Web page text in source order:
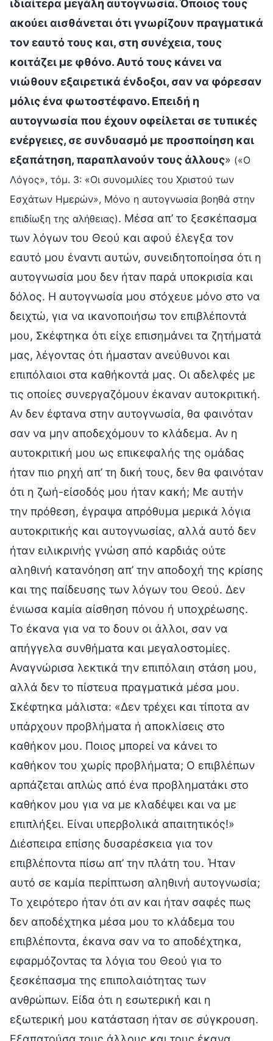
ιδιαίτερα μεγάλη αυτογνωσία. Όποιος τους
ακούει αισθάνεται ότι γνωρίζουν πραγματικά
τον εαυτό τους και, στη συνέχεια, τους
κοιτάζει με φθόνο. Αυτό τους κάνει να
νιώθουν εξαιρετικά ένδοξοι, σαν να φόρεσαν
μόλις ένα φωτοστέφανο. Επειδή η
αυτογνωσία που έχουν οφείλεται σε τυπικές
ενέργειες, σε συνδυασμό με προσποίηση και
εξαπάτηση, παραπλανούν τους άλλους» («Ο
Λόγος», τόμ. 3: «Οι συνομιλίες του Χριστού των
Εσχάτων Ημερών», Μόνο η αυτογνωσία βοηθά στην
επιδίωξη της αλήθειας). Μέσα απ’ το ξεσκέπασμα
των λόγων του Θεού και αφού έλεγξα τον
εαυτό μου έναντι αυτών, συνειδητοποίησα ότι η
αυτογνωσία μου δεν ήταν παρά υποκρισία και
δόλος. Η αυτογνωσία μου στόχευε μόνο στο να
δειχτώ, για να ικανοποιήσω τον επιβλέποντά
μου, Σκέφτηκα ότι είχε επισημάνει τα ζητήματά
μας, λέγοντας ότι ήμασταν ανεύθυνοι και
επιπόλαιοι στα καθήκοντά μας. Οι αδελφές με
τις οποίες συνεργαζόμουν έκαναν αυτοκριτική.
Αν δεν έφτανα στην αυτογνωσία, θα φαινόταν
σαν να μην αποδεχόμουν το κλάδεμα. Αν η
αυτοκριτική μου ως επικεφαλής της ομάδας
ήταν πιο ρηχή απ’ τη δική τους, δεν θα φαινόταν
ότι η ζωή-είσοδός μου ήταν κακή; Με αυτήν
την πρόθεση, έγραψα απρόθυμα μερικά λόγια
αυτοκριτικής και αυτογνωσίας, αλλά αυτό δεν
ήταν ειλικρινής γνώση από καρδιάς ούτε
αληθινή κατανόηση απ’ την αποδοχή της κρίσης
και της παίδευσης των λόγων του Θεού. Δεν
ένιωσα καμία αίσθηση πόνου ή υποχρέωσης.
Το έκανα για να το δουν οι άλλοι, σαν να
απήγγελα συνθήματα και μεγαλοστομίες.
Αναγνώρισα λεκτικά την επιπόλαιη στάση μου,
αλλά δεν το πίστευα πραγματικά μέσα μου.
Σκέφτηκα μάλιστα: «Δεν τρέχει και τίποτα αν
υπάρχουν προβλήματα ή αποκλίσεις στο
καθήκον μου. Ποιος μπορεί να κάνει το
καθήκον του χωρίς προβλήματα; Ο επιβλέπων
αρπάζεται απλώς από ένα προβληματάκι στο
καθήκον μου για να με κλαδέψει και να με
επιπλήξει. Είναι υπερβολικά απαιτητικός!»
Διέσπειρα επίσης δυσαρέσκεια για τον
επιβλέποντα πίσω απ’ την πλάτη του. Ήταν
αυτό σε καμία περίπτωση αληθινή αυτογνωσία;
Το χειρότερο ήταν ότι αν και ήταν σαφές πως
δεν αποδέχτηκα μέσα μου το κλάδεμα του
επιβλέποντα, έκανα σαν να το αποδέχτηκα,
εφαρμόζοντας τα λόγια του Θεού για το
ξεσκέπασμα της επιπολαιότητας των
ανθρώπων. Είδα ότι η εσωτερική και η
εξωτερική μου κατάσταση ήταν σε σύγκρουση.